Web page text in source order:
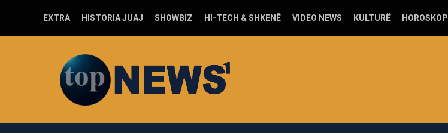
EXTRA HISTORIA JUAJ SHOWBIZ HI-TECH & SHKENË VIDEO NEWS KULTURË HOROSKOPI
news1.com